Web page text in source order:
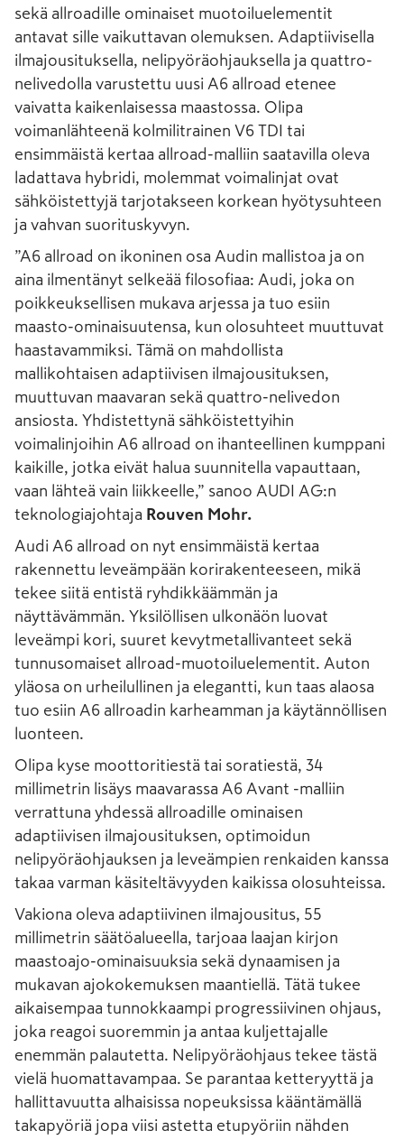
sekä allroadille ominaiset muotoiluelementit
antavat sille vaikuttavan olemuksen. Adaptiivisella
ilmajousituksella, nelipyöräohjauksella ja quattro-
nelivedolla varustettu uusi A6 allroad etenee
vaivatta kaikenlaisessa maastossa. Olipa
voimanlähteenä kolmilitrainen V6 TDI tai
ensimmäistä kertaa allroad-malliin saatavilla oleva
ladattava hybridi, molemmat voimalinjat ovat
sähköistettyjä tarjotakseen korkean hyötysuhteen
ja vahvan suorituskyvyn.
”A6 allroad on ikoninen osa Audin mallistoa ja on
aina ilmentänyt selkeää filosofiaa: Audi, joka on
poikkeuksellisen mukava arjessa ja tuo esiin
maasto-ominaisuutensa, kun olosuhteet muuttuvat
haastavammiksi. Tämä on mahdollista
mallikohtaisen adaptiivisen ilmajousituksen,
muuttuvan maavaran sekä quattro-nelivedon
ansiosta. Yhdistettynä sähköistettyihin
voimalinjoihin A6 allroad on ihanteellinen kumppani
kaikille, jotka eivät halua suunnitella vapauttaan,
vaan lähteä vain liikkeelle,” sanoo AUDI AG:n
teknologiajohtaja Rouven Mohr.
Audi A6 allroad on nyt ensimmäistä kertaa
rakennettu leveämpään korirakenteeseen, mikä
tekee siitä entistä ryhdikkäämmän ja
näyttävämmän. Yksilöllisen ulkonäön luovat
leveämpi kori, suuret kevytmetallivanteet sekä
tunnusomaiset allroad-muotoiluelementit. Auton
yläosa on urheilullinen ja elegantti, kun taas alaosa
tuo esiin A6 allroadin karheamman ja käytännöllisen
luonteen.
Olipa kyse moottoritiestä tai soratiestä, 34
millimetrin lisäys maavarassa A6 Avant -malliin
verrattuna yhdessä allroadille ominaisen
adaptiivisen ilmajousituksen, optimoidun
nelipyöräohjauksen ja leveämpien renkaiden kanssa
takaa varman käsiteltävyyden kaikissa olosuhteissa.
Vakiona oleva adaptiivinen ilmajousitus, 55
millimetrin säätöalueella, tarjoaa laajan kirjon
maastoajo-ominaisuuksia sekä dynaamisen ja
mukavan ajokokemuksen maantiellä. Tätä tukee
aikaisempaa tunnokkaampi progressiivinen ohjaus,
joka reagoi suoremmin ja antaa kuljettajalle
enemmän palautetta. Nelipyöräohjaus tekee tästä
vielä huomattavampaa. Se parantaa ketteryyttä ja
hallittavuutta alhaisissa nopeuksissa kääntämällä
takapyöriä jopa viisi astetta etupyöriin nähden